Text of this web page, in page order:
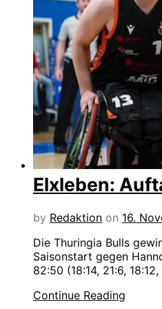
Elxleben:
by Redaktion on 16.
Die Thuringia Bulls
Saisonstart gegen
82:50 (18:14, 21:6,
Continue Reading